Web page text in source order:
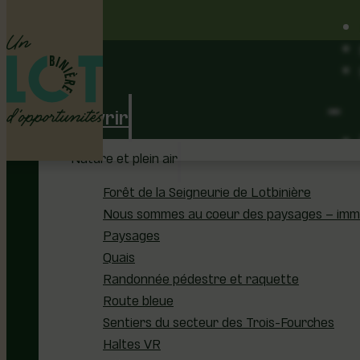
Découvrir
Nature et plein air
Forêt de la Seigneurie de Lotbinière
Nous sommes au coeur des paysages –
Paysages
Quais
Randonnée pédestre et raquette
Route bleue
Sentiers du secteur des Trois-Fourches
Haltes VR